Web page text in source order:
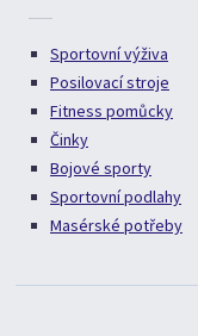
Sportovní výživa
Posilovací stroje
Fitness pomůcky
Činky
Bojové sporty
Sportovní podlahy
Masérské potřeby